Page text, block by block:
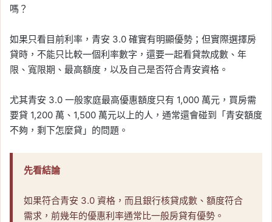
嗎？
如果只看目前利率，青安 3.0 確實有明顯優勢；但實際選擇房
貸時，不能只比較一個利率數字，還要一起看貸款成數、年
限、寬限期、最高額度，以及自己是否符合青安資格。
尤其青安 3.0 一般家庭最高優惠額度只有 1,000 萬元，買房需
要貸 1,200 萬、1,500 萬元以上的人，通常還會碰到「青安額度
不夠，剩下怎麼貸」的問題。
先看結論
如果符合青安 3.0 資格，而且銀行核貸成數、額度符合
需求，前幾年的優惠利率通常比一般房貸有優勢。